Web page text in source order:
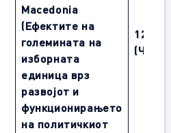
Macedonia
(Ефектите на
големината на
изборната
единица врз
развојот и
функционирањето
на политичкиот
1